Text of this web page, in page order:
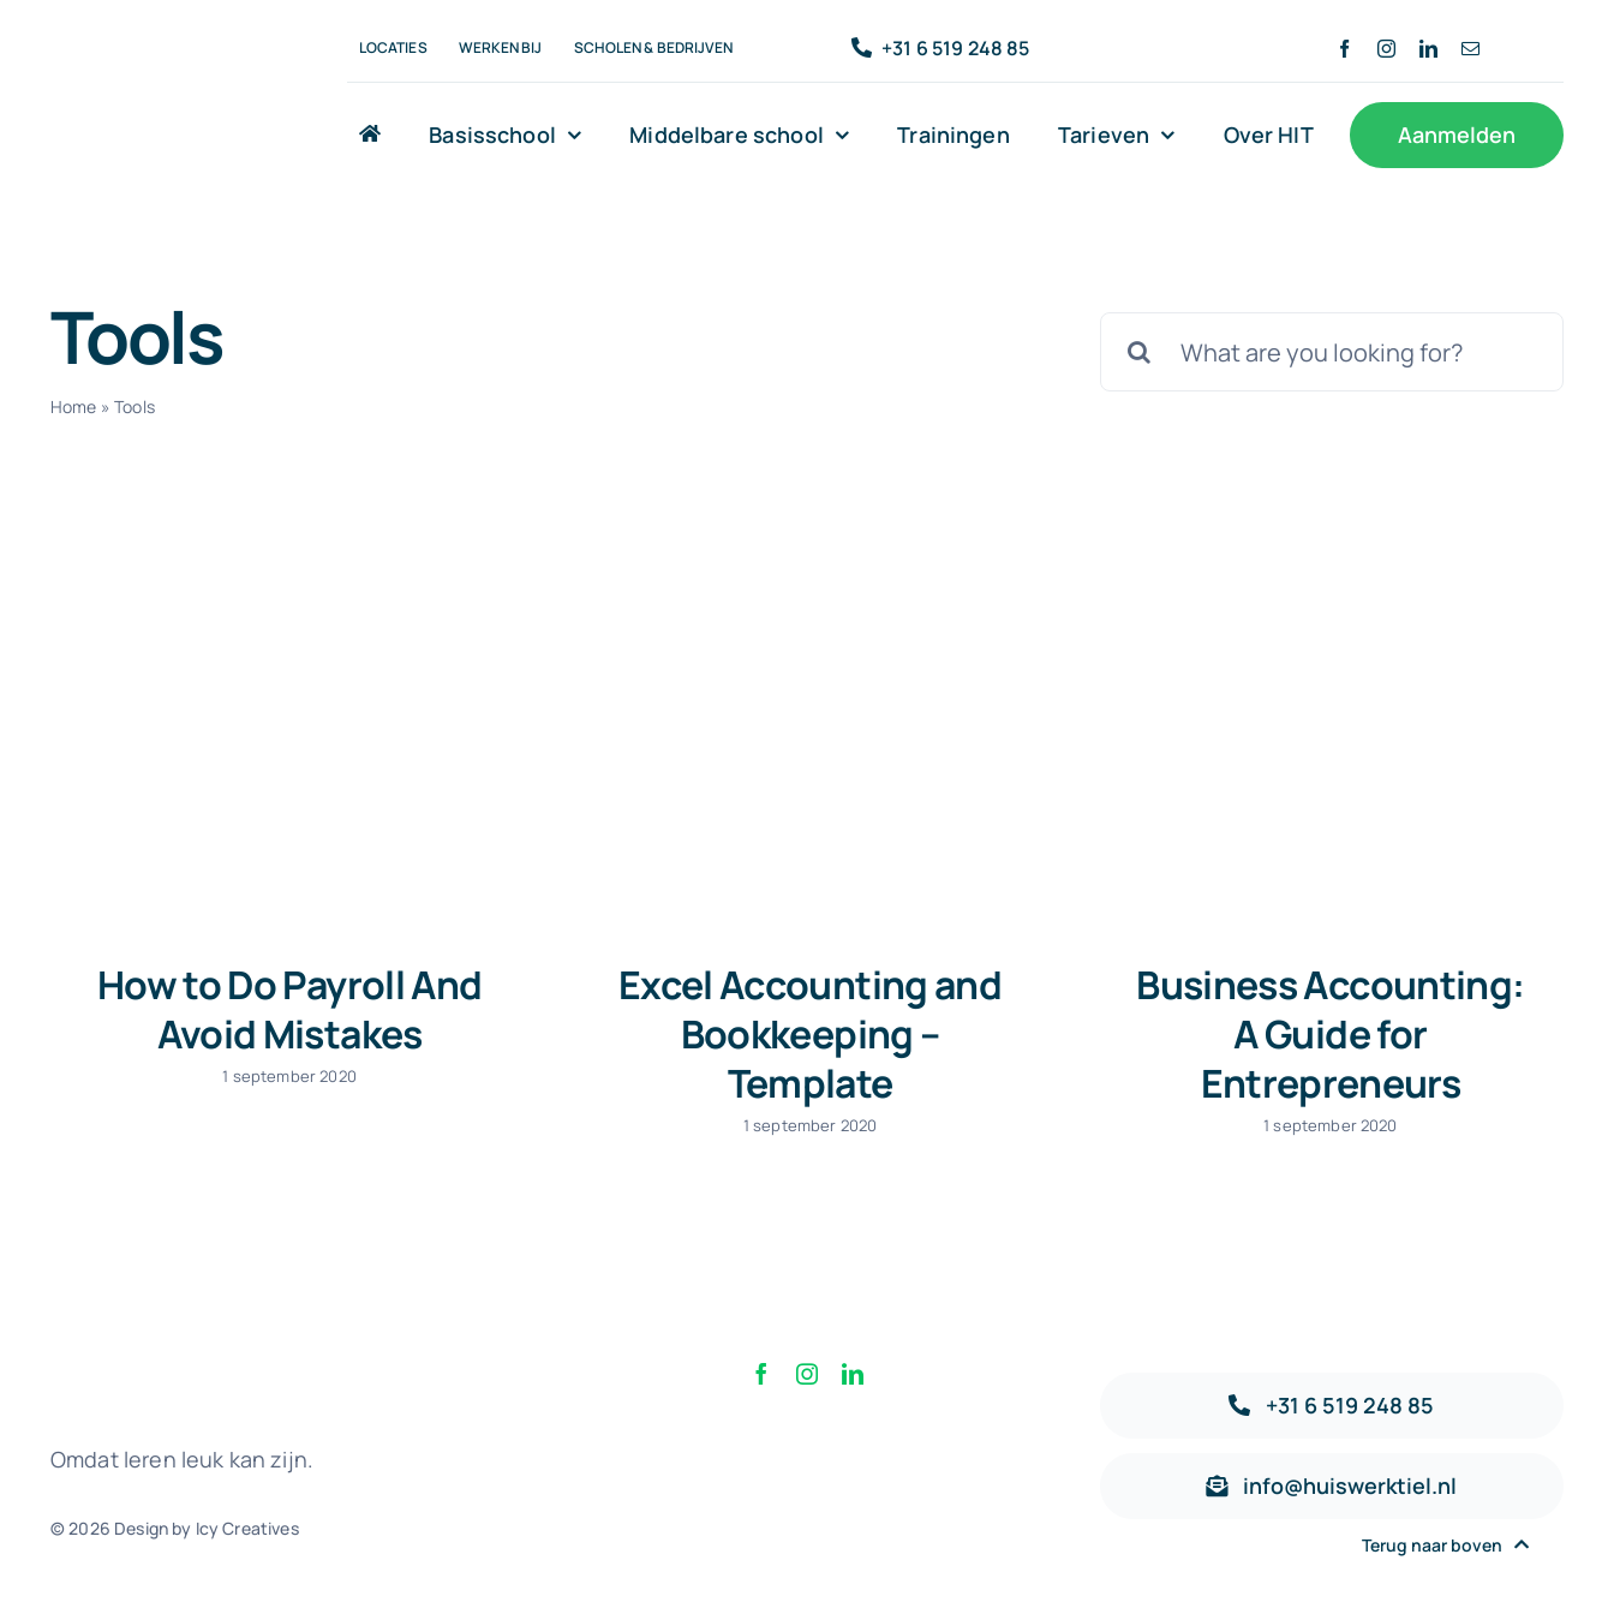
LOCATIES WERKEN BIJ SCHOLEN & BEDRIJVEN +31 6 519 248 85
Basisschool Middelbare school Trainingen Tarieven Over HIT Aanmelden
Tools
Home »Tools
naar:
How to Do Payroll And
Avoid Mistakes
1 september 2020
Excel Accounting and
Bookkeeping –
Template
1 september 2020
Business Accounting:
A Guide for
Entrepreneurs
1 september 2020
Omdat leren leuk kan zijn.
© 2026 Design by Icy Creatives
+31 6 519 248 85
info@huiswerktiel.nl
Terug naar boven